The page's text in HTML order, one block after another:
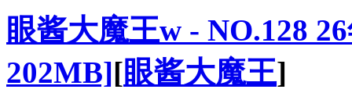
眼酱大魔王w - NO.128
202MB][眼酱大魔王]